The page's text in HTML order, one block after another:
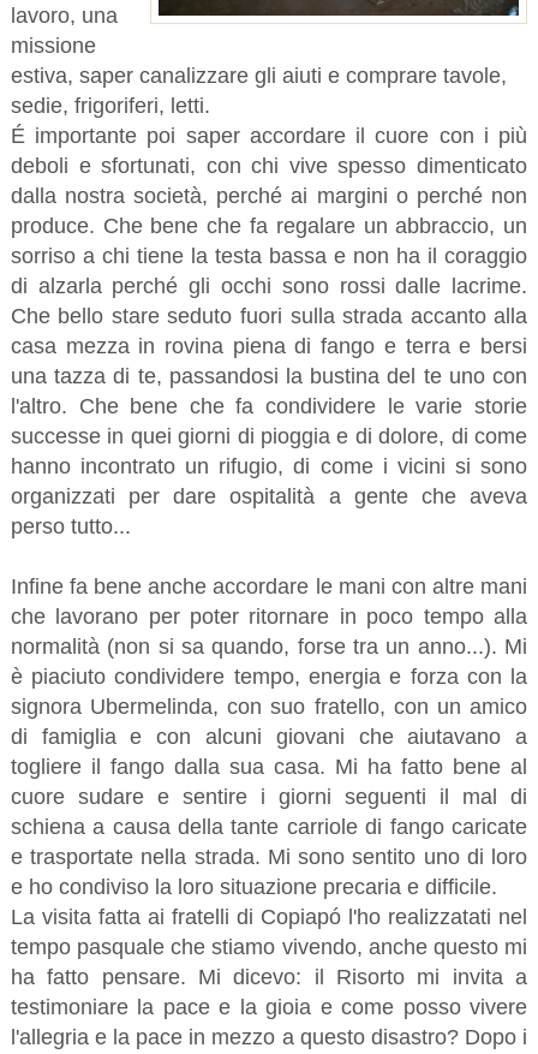
lavoro, una
missione
estiva, saper canalizzare gli aiuti e comprare tavole,
sedie, frigoriferi, letti.
É importante poi saper accordare il cuore con i più
deboli e sfortunati, con chi vive spesso dimenticato
dalla nostra società, perché ai margini o perché non
produce. Che bene che fa regalare un abbraccio, un
sorriso a chi tiene la testa bassa e non ha il coraggio
di alzarla perché gli occhi sono rossi dalle lacrime.
Che bello stare seduto fuori sulla strada accanto alla
casa mezza in rovina piena di fango e terra e bersi
una tazza di te, passandosi la bustina del te uno con
l'altro. Che bene che fa condividere le varie storie
successe in quei giorni di pioggia e di dolore, di come
hanno incontrato un rifugio, di come i vicini si sono
organizzati per dare ospitalità a gente che aveva
perso tutto...
Infine fa bene anche accordare le mani con altre mani
che lavorano per poter ritornare in poco tempo alla
normalità (non si sa quando, forse tra un anno...). Mi
è piaciuto condividere tempo, energia e forza con la
signora Ubermelinda, con suo fratello, con un amico
di famiglia e con alcuni giovani che aiutavano a
togliere il fango dalla sua casa. Mi ha fatto bene al
cuore sudare e sentire i giorni seguenti il mal di
schiena a causa della tante carriole di fango caricate
e trasportate nella strada. Mi sono sentito uno di loro
e ho condiviso la loro situazione precaria e difficile.
La visita fatta ai fratelli di Copiapó l'ho realizzatati nel
tempo pasquale che stiamo vivendo, anche questo mi
ha fatto pensare. Mi dicevo: il Risorto mi invita a
testimoniare la pace e la gioia e come posso vivere
l'allegria e la pace in mezzo a questo disastro? Dopo i